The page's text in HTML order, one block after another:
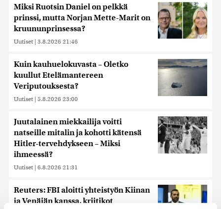
Miksi Ruotsin Daniel on pelkkä
prinssi, mutta Norjan Mette-Marit on
kruununprinsessa?
Uutiset | 3.8.2026 21:46
Kuin kauhuelokuvasta – Oletko
kuullut Etelämantereen
Veriputouksesta?
Uutiset | 5.8.2026 23:00
Juutalainen miekkailija voitti
natseille mitalin ja kohotti kätensä
Hitler-tervehdykseen – Miksi
ihmeessä?
Uutiset | 6.8.2026 21:31
Reuters: FBI aloitti yhteistyön Kiinan
ja Venäjän kanssa, kriitikot